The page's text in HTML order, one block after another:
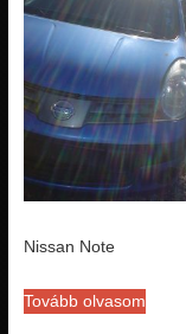
Nissan Note
Tovább olvasom